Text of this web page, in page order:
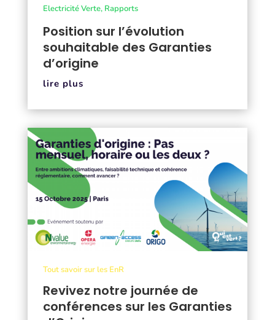
Position sur l’évolution
souhaitable des Garanties
d’origine
Electricité Verte, Rapports
lire plus
Revivez notre journée de
conférences sur les Garanties
Tout savoir sur les EnR